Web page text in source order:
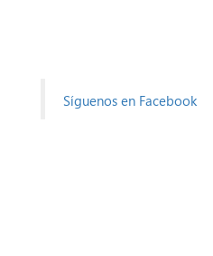
Síguenos en Facebook